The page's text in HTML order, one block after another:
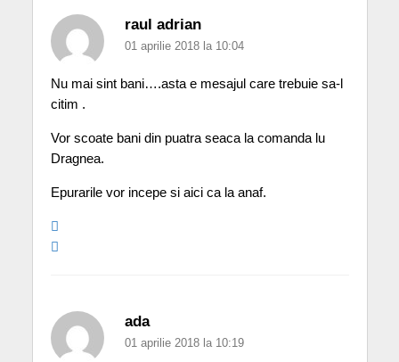
raul adrian
01 aprilie 2018 la 10:04
Nu mai sint bani….asta e mesajul care trebuie sa-l
citim .
Vor scoate bani din puatra seaca la comanda lu
Dragnea.
Epurarile vor incepe si aici ca la anaf.
ada
01 aprilie 2018 la 10:19